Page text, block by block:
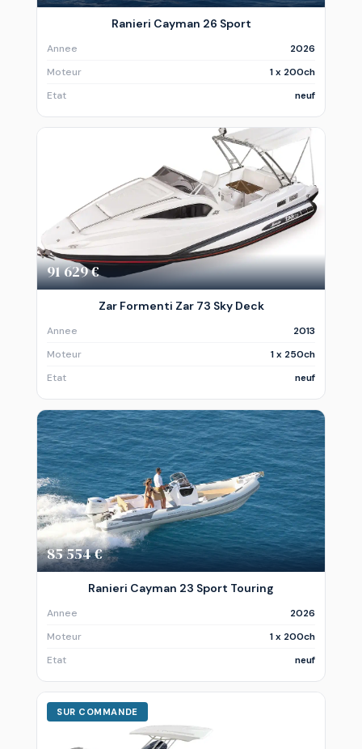
Ranieri Cayman 26 Sport
Annee
2026
Moteur
1 x 200ch
Etat
neuf
91 629 €
Zar Formenti Zar 73 Sky Deck
Annee
2013
Moteur
1 x 250ch
Etat
neuf
85 554 €
Ranieri Cayman 23 Sport Touring
Annee
2026
Moteur
1 x 200ch
Etat
neuf
SUR COMMANDE